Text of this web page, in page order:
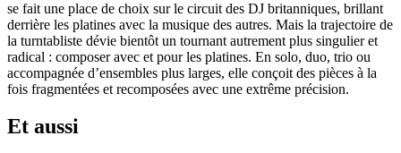
se fait une place de choix sur le circuit des DJ britanniques, brillant
derrière les platines avec la musique des autres. Mais la trajectoire de
la turntabliste dévie bientôt un tournant autrement plus singulier et
radical : composer avec et pour les platines. En solo, duo, trio ou
accompagnée d’ensembles plus larges, elle conçoit des pièces à la
fois fragmentées et recomposées avec une extrême précision.
Et aussi